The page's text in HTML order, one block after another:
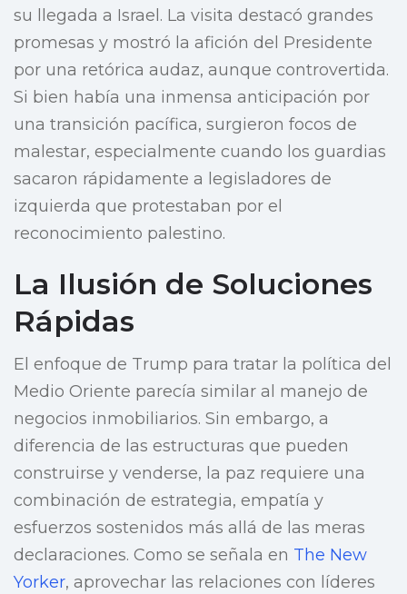
su llegada a Israel. La visita destacó grandes
promesas y mostró la afición del Presidente
por una retórica audaz, aunque controvertida.
Si bien había una inmensa anticipación por
una transición pacífica, surgieron focos de
malestar, especialmente cuando los guardias
sacaron rápidamente a legisladores de
izquierda que protestaban por el
reconocimiento palestino.
La Ilusión de Soluciones
Rápidas
El enfoque de Trump para tratar la política del
Medio Oriente parecía similar al manejo de
negocios inmobiliarios. Sin embargo, a
diferencia de las estructuras que pueden
construirse y venderse, la paz requiere una
combinación de estrategia, empatía y
esfuerzos sostenidos más allá de las meras
declaraciones. Como se señala en The New
Yorker, aprovechar las relaciones con líderes